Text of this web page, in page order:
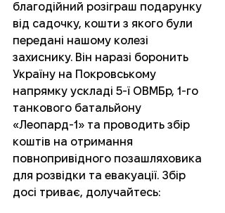
благодійний розіграш подарунку
від садочку, кошти з якого були
передані нашому колезі
захиснику. Він наразі боронить
Україну на Покровському
напрямку ускладі 5-ї ОВМБр, 1-го
танкового батальйону
«Леопард-1» та проводить збір
коштів на отримання
повнопривідного позашляховика
для розвідки та евакуації. Збір
досі триває, долучайтесь: